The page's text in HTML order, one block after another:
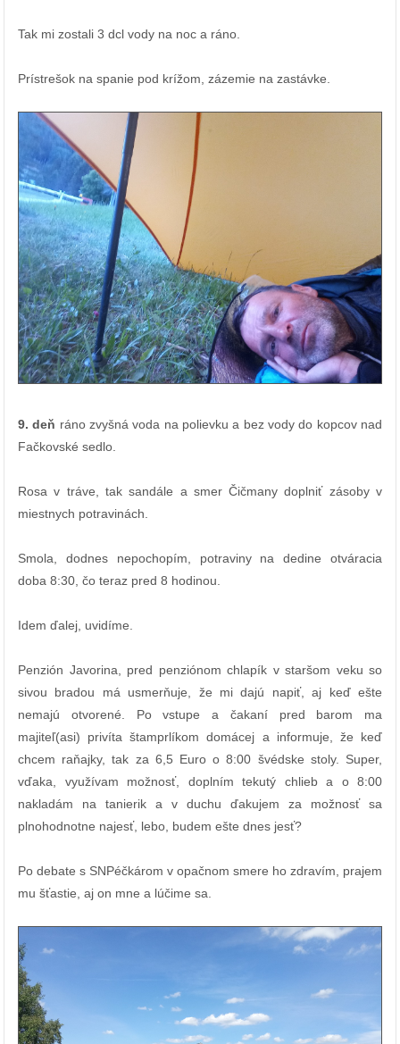
Tak mi zostali 3 dcl vody na noc a ráno.
Prístrešok na spanie pod krížom, zázemie na zastávke.
9. deň ráno zvyšná voda na polievku a bez vody do kopcov nad
Fačkovské sedlo.
Rosa v tráve, tak sandále a smer Čičmany doplniť zásoby v
miestnych potravinách.
Smola, dodnes nepochopím, potraviny na dedine otváracia
doba 8:30, čo teraz pred 8 hodinou.
Idem ďalej, uvidíme.
Penzión Javorina, pred penziónom chlapík v staršom veku so
sivou bradou má usmerňuje, že mi dajú napiť, aj keď ešte
nemajú otvorené. Po vstupe a čakaní pred barom ma
majiteľ(asi) privíta štamprlíkom domácej a informuje, že keď
chcem raňajky, tak za 6,5 Euro o 8:00 švédske stoly. Super,
vďaka, využívam možnosť, doplním tekutý chlieb a o 8:00
nakladám na tanierik a v duchu ďakujem za možnosť sa
plnohodnotne najesť, lebo, budem ešte dnes jesť?
Po debate s SNPéčkárom v opačnom smere ho zdravím, prajem
mu šťastie, aj on mne a lúčime sa.